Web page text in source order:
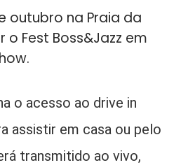
outubro na Praia da
Fest Boss&Jazz em
o acesso ao drive in
assistir em casa ou pelo
transmitido ao vivo,